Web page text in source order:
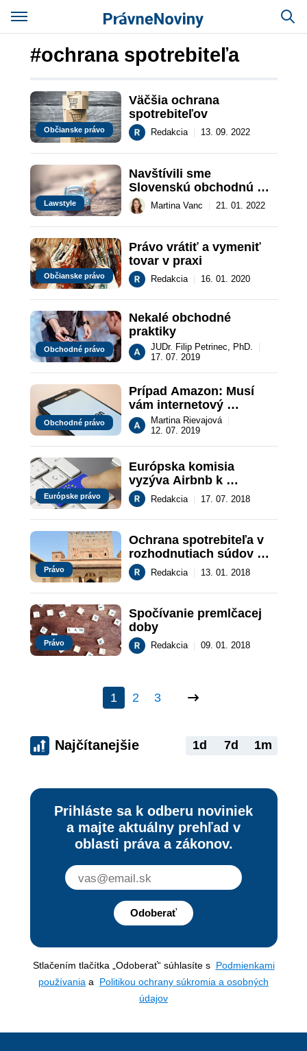
#ochrana spotrebiteľa
Občianske právo
Väčšia ochrana
spotrebiteľov
Redakcia 13. 09. 2022
Lawstyle
Navštívili sme
Slovenskú obchodnú
inšpekciu
Martina Vanc 21. 01. 2022
Občianske právo
Právo vrátiť a vymeniť
tovar v praxi
Redakcia 16. 01. 2020
Obchodné právo
Nekalé obchodné
praktiky
JUDr. Filip Petrinec, PhD.
17. 07. 2019
Obchodné právo
Prípad Amazon: Musí
vám internetový
predajca poskytnúť
telefónne číslo?
Martina Rievajová
12. 07. 2019
Európske právo
Európska komisia
vyzýva Airbnb k
dodržiavanie
spotrebiteľských
predpisov
Redakcia 17. 07. 2018
Právo
Ochrana spotrebiteľa v
rozhodnutiach súdov
členských štátov EÚ
Redakcia 13. 01. 2018
Právo
Spočívanie premlčacej
doby
Redakcia 09. 01. 2018
1 2 3
Najčítanejšie 1d 7d 1m
Prihláste sa k odberu noviniek
a majte aktuálny prehľad v
oblasti práva a zákonov.
Odoberať
Stlačením tlačítka „Odoberať“ súhlasíte s Podmienkami
používania a Politikou ochrany súkromia a osobných
údajov